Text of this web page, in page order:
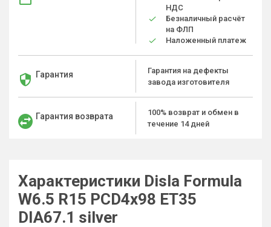
НДС
Безналичный расчёт
на ФЛП
Наложенный платеж
Гарантия
Гарантия на дефекты
завода изготовителя
Гарантия возврата
100% возврат и обмен в
течение 14 дней
Характеристики Disla Formula
W6.5 R15 PCD4x98 ET35
DIA67.1 silver